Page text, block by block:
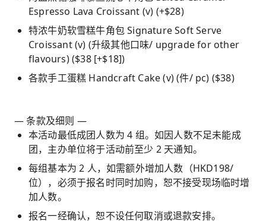
Espresso Lava Croissant (v) (+$28)
特浓牛奶软雪糕牛角包 Signature Soft Serve
Croissant (v) (升级其他口味/ upgrade for other
flavours) ($38 [+$18])
各款手工蛋糕 Handcraft Cake (v) (件/ pc) ($38)
— 条款及细则 —
本活动最低成团人数为 4 组。如因人数不足未能成
团，主办单位将于活动前至少 2 天通知。
每组基本为 2 人，如需额外增加人数（HKD198/
位），必须于报名时同时加购，恕不接受现场临时增
加人数。
报名一经确认，恕不设任何取消或退款安排。